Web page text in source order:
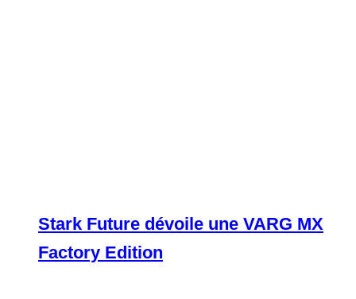
Stark Future dévoile une VARG MX
Factory Edition